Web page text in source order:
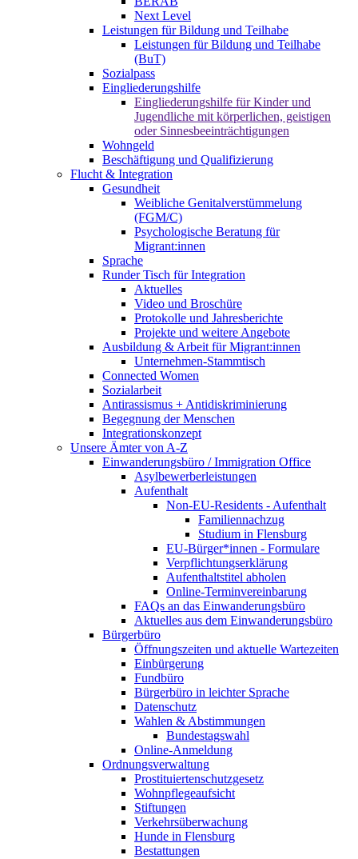
Next Level
Leistungen für Bildung und Teilhabe
Leistungen für Bildung und Teilhabe
(BuT)
Sozialpass
Eingliederungshilfe
Eingliederungshilfe für Kinder und
Jugendliche mit körperlichen, geistigen
oder Sinnesbeeinträchtigungen
Wohngeld
Beschäftigung und Qualifizierung
Flucht & Integration
Gesundheit
Weibliche Genitalverstümmelung
(FGM/C)
Psychologische Beratung für
Migrant:innen
Sprache
Runder Tisch für Integration
Aktuelles
Video und Broschüre
Protokolle und Jahresberichte
Projekte und weitere Angebote
Ausbildung & Arbeit für Migrant:innen
Unternehmen-Stammtisch
Connected Women
Sozialarbeit
Antirassismus + Antidiskriminierung
Begegnung der Menschen
Integrationskonzept
Unsere Ämter von A-Z
Einwanderungsbüro / Immigration Office
Asylbewerberleistungen
Aufenthalt
Non-EU-Residents - Aufenthalt
Familiennachzug
Studium in Flensburg
EU-Bürger*innen - Formulare
Verpflichtungserklärung
Aufenthaltstitel abholen
Online-Terminvereinbarung
FAQs an das Einwanderungsbüro
Aktuelles aus dem Einwanderungsbüro
Bürgerbüro
Öffnungszeiten und aktuelle Wartezeiten
Einbürgerung
Fundbüro
Bürgerbüro in leichter Sprache
Datenschutz
Wahlen & Abstimmungen
Bundestagswahl
Online-Anmeldung
Ordnungsverwaltung
Prostituiertenschutzgesetz
Wohnpflegeaufsicht
Stiftungen
Verkehrsüberwachung
Hunde in Flensburg
Bestattungen